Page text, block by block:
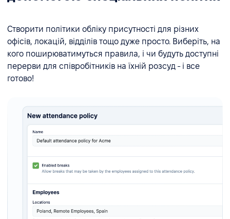
Створити політики обліку присутності для різних
офісів, локацій, відділів тощо дуже просто. Виберіть, на
кого поширюватимуться правила, і чи будуть доступні
перерви для співробітників на їхній розсуд - і все
готово!